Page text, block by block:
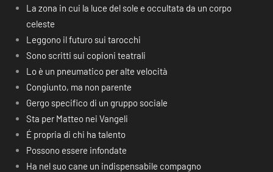
La zona in cui la luce del sole e occultata da un corpo
celeste
Leggono il futuro sui tarocchi
Sono scritti sui copioni teatrali
Lo è un pneumatico per alte velocità
Congiunto, ma non parente
Gergo specifico di un gruppo sociale
Sta per Matteo nei Vangeli
É propria di chi ha talento
Possono essere infondate
Ha nel suo cane un indispensabile compagno